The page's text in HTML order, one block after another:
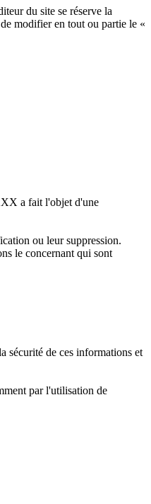
du site se réserve la
modifier en tout ou partie le «
a fait l'objet d'une
ou leur suppression.
le concernant qui sont
sécurité de ces informations et
par l'utilisation de